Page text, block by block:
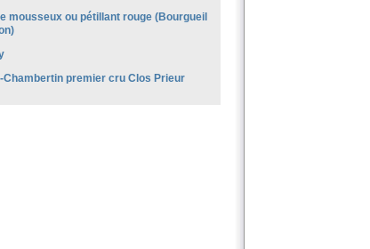
mousseux ou pétillant rouge (Bourgueil
Chambertin premier cru Clos Prieur